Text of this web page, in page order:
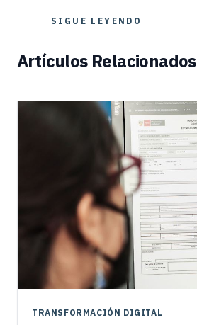
SIGUE LEYENDO
Artículos Relacionados
TRANSFORMACIÓN DIGITAL